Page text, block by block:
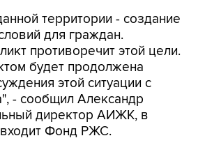
территории - создание
для граждан.
противоречит этой цели.
будет продолжена
этой ситуации с
- сообщил Александр
директор АИЖК, в
входит Фонд РЖС.